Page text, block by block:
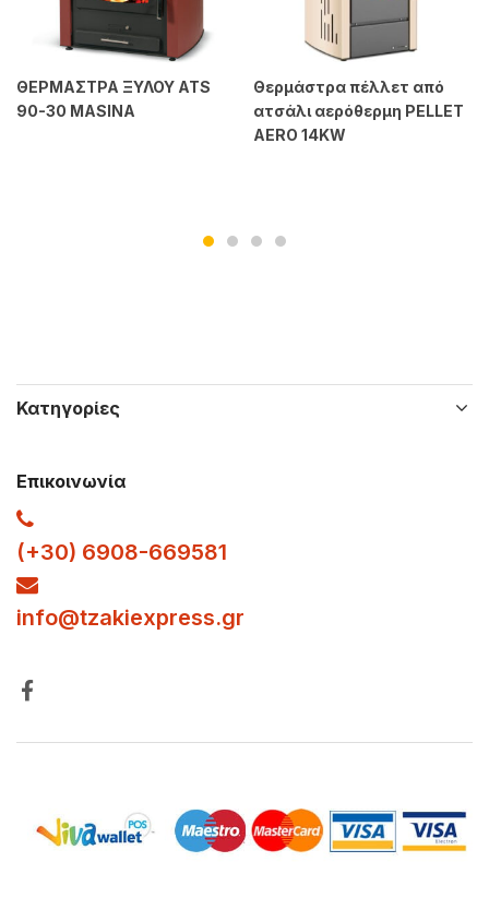
ΘΕΡΜΑΣΤΡΑ ΞΥΛΟΥ ATS
90-30 MASINA
Θερμάστρα πέλλετ από
ατσάλι αερόθερμη PELLET
AERO 14KW
Κατηγορίες
Επικοινωνία
(+30) 6908-669581
info@tzakiexpress.gr